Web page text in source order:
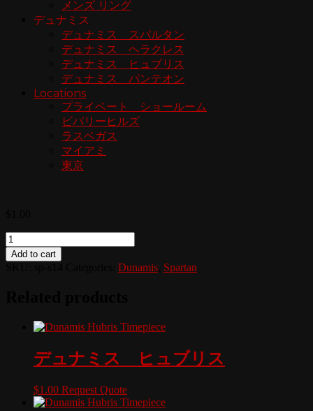
メンズ リング
デュナミス
デュナミス スパルタン
デュナミス ヘラクレス
デュナミス ヒュブリス
デュナミス パンテオン
Locations
プライベート ショールーム
ビバリーヒルズ
ラスベガス
マイアミ
東京
Quantity
Add to cart
Dunamis Spartan
デュナミス ヒュブリス
$1.00 Request Quote